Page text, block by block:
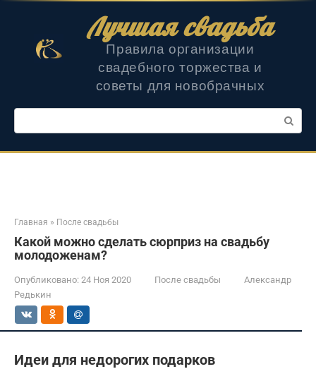
Лучшая свадьба
Правила организации
свадебного торжества и
советы для новобрачных
Поиск:
Главная » После свадьбы
Какой можно сделать сюрприз на свадьбу
молодоженам?
Опубликовано: 24 Ноя 2020 После свадьбы
Александр
Редькин
Идеи для недорогих подарков